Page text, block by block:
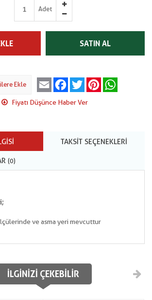
Adet
SATIN AL
Ekle Email Facebook
Twitter Pinterest
Fiyatı Düşünce Haber Ver
TAKSIT SEÇENEKLERI
(0)
ve asma yeri mevcuttur
İLGINIZI ÇEKEBILIR